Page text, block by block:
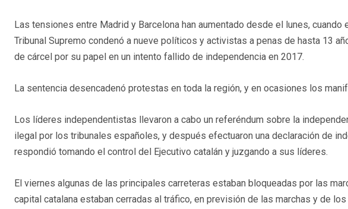
Las tensiones entre Madrid y Barcelona han aumentado desde el lunes, cuando
Tribunal Supremo condenó a nueve políticos y activistas a penas de hasta 13
de cárcel por su papel en un intento fallido de independencia en 2017.
La sentencia desencadenó protestas en toda la región, y en ocasiones los
Los líderes independentistas llevaron a cabo un referéndum sobre la
ilegal por los tribunales españoles, y después efectuaron una declaración de
respondió tomando el control del Ejecutivo catalán y juzgando a sus líderes.
El viernes algunas de las principales carreteras estaban bloqueadas por las
capital catalana estaban cerradas al tráfico, en previsión de las marchas y de